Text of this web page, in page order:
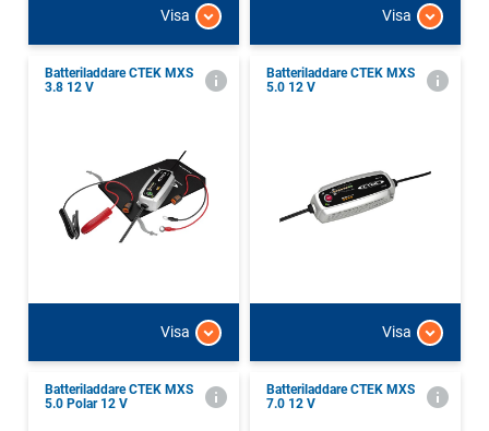
Visa Visa
Batteriladdare CTEK MXS
3.8 12 V
Visa
Batteriladdare CTEK MXS
5.0 12 V
Visa
Batteriladdare CTEK MXS
5.0 Polar 12 V
Batteriladdare CTEK MXS
7.0 12 V